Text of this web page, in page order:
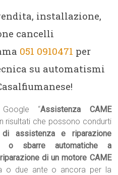
installazione,
cancelli
051 0910471 per
su automatismi
“Assistenza CAME
risultati che possono condurti
di assistenza e riparazione
o sbarre automatiche a
riparazione di un motore CAME
o due ante o ancora per la